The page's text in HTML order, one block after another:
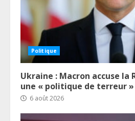
Politique
Ukraine : Macron accuse la
une « politique de terreur »
6 août 2026